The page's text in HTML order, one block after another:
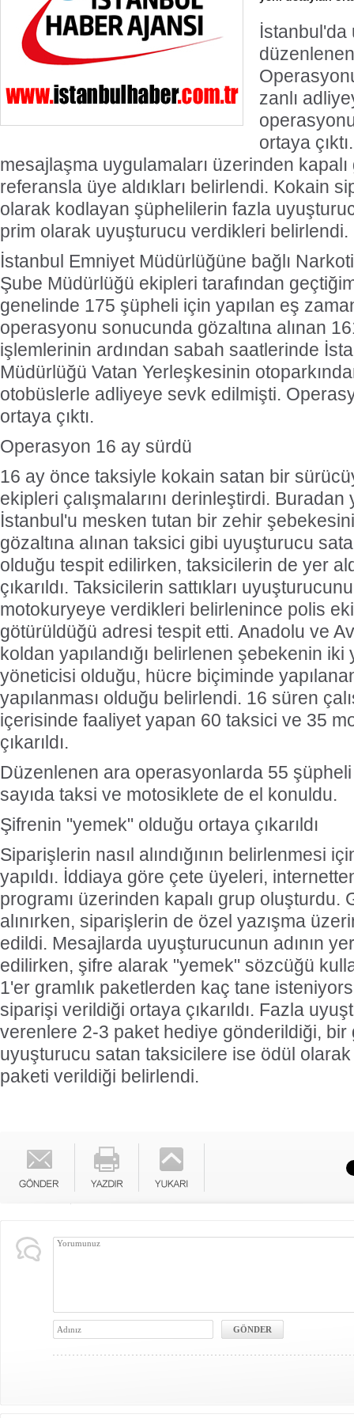
İstanbul'da
zanlı
ortaya
mesajlaşma uygulamaları üzerinden kapalı
referansla üye aldıkları belirlendi. Kokain
olarak kodlayan şüphelilerin fazla
prim olarak uyuşturucu verdikleri belirlendi.
İstanbul Emniyet Müdürlüğüne bağlı
Şube Müdürlüğü ekipleri tarafından
genelinde 175 şüpheli için yapılan eş
operasyonu sonucunda gözaltına alınan
işlemlerinin ardından sabah saatlerinde
Müdürlüğü Vatan Yerleşkesinin
otobüslerle adliyeye sevk edilmişti.
ortaya çıktı.
Operasyon 16 ay sürdü
16 ay önce taksiyle kokain satan bir
ekipleri çalışmalarını derinleştirdi. Buradan
İstanbul'u mesken tutan bir zehir
gözaltına alınan taksici gibi uyuşturucu
olduğu tespit edilirken, taksicilerin de yer
çıkarıldı. Taksicilerin sattıkları
motokuryeye verdikleri belirlenince polis
götürüldüğü adresi tespit etti. Anadolu ve
koldan yapılandığı belirlenen şebekenin
yöneticisi olduğu, hücre biçiminde
yapılanması olduğu belirlendi. 16 süren
içerisinde faaliyet yapan 60 taksici ve 35
çıkarıldı.
Düzenlenen ara operasyonlarda 55
sayıda taksi ve motosiklete de el konuldu.
Şifrenin "yemek" olduğu ortaya çıkarıldı
Siparişlerin nasıl alındığının belirlenmesi
yapıldı. İddiaya göre çete üyeleri,
programı üzerinden kapalı grup oluşturdu.
alınırken, siparişlerin de özel yazışma
edildi. Mesajlarda uyuşturucunun adının
edilirken, şifre alarak "yemek" sözcüğü
1'er gramlık paketlerden kaç tane
siparişi verildiği ortaya çıkarıldı. Fazla
verenlere 2-3 paket hediye gönderildiği, bir
uyuşturucu satan taksicilere ise ödül
paketi verildiği belirlendi.